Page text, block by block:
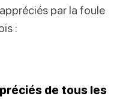
par la foule
:
de tous les